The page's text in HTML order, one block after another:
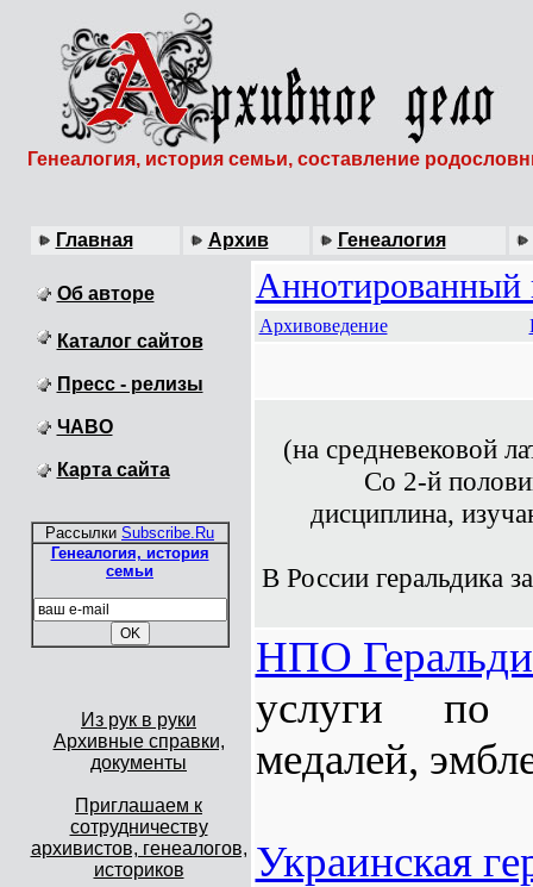
Генеалогия, история семьи, составление
Главная Архив Генеалогия
Об авторе
Каталог сайтов
Пресс - релизы
ЧАВО
Карта сайта
Рассылки Subscribe.Ru
Генеалогия, история
семьи
Из рук в руки
Архивные справки,
документы
Приглашаем к
сотрудничеству
архивистов, генеалогов,
историков
Аннотированный
Архивоведение
(на средневековой
Со 2-й
дисциплина,
В России геральдика
НПО
услуги по
медалей,
Украинская